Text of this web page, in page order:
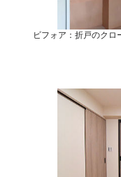
ビフォア：折戸のクロ